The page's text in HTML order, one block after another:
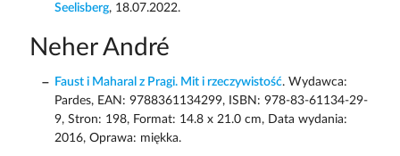
Seelisberg, 18.07.2022.
Neher André
Faust i Maharal z Pragi. Mit i rzeczywistość. Wydawca:
Pardes, EAN: 9788361134299, ISBN: 978-83-61134-29-
9, Stron: 198, Format: 14.8 x 21.0 cm, Data wydania:
2016, Oprawa: miękka.